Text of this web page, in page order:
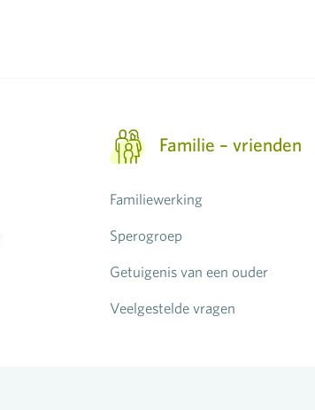
Familie – vrienden
Familiewerking
Sperogroep
Getuigenis van een ouder
Veelgestelde vragen